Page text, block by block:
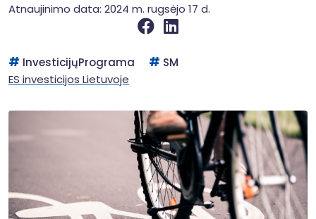
Atnaujinimo data: 2024 m. rugsėjo 17 d.
InvesticijųPrograma
SM
ES investicijos Lietuvoje